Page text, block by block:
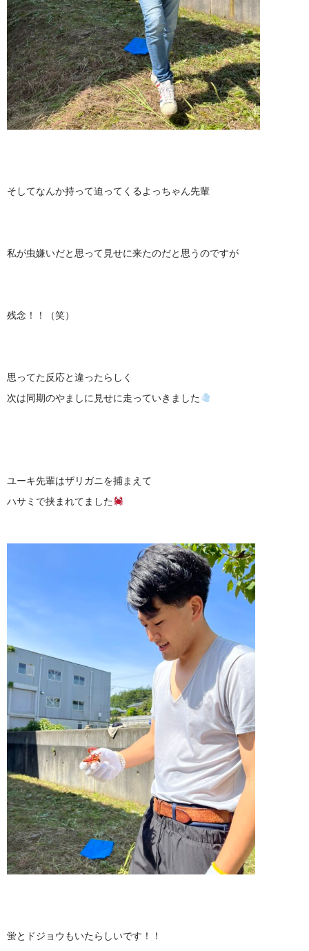
そしてなんか持って迫ってくるよっちゃん先輩
私が虫嫌いだと思って見せに来たのだと思うのですが
残念！！（笑）
思ってた反応と違ったらしく
次は同期のやましに見せに走っていきました
ユーキ先輩はザリガニを捕まえて
ハサミで挟まれてました
蛍とドジョウもいたらしいです！！